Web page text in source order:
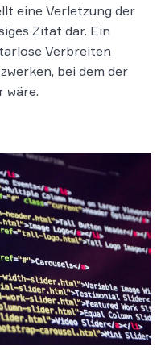
eine Verletzung der
Zitat dar. Ein
Verbreiten
bei dem der
wäre.